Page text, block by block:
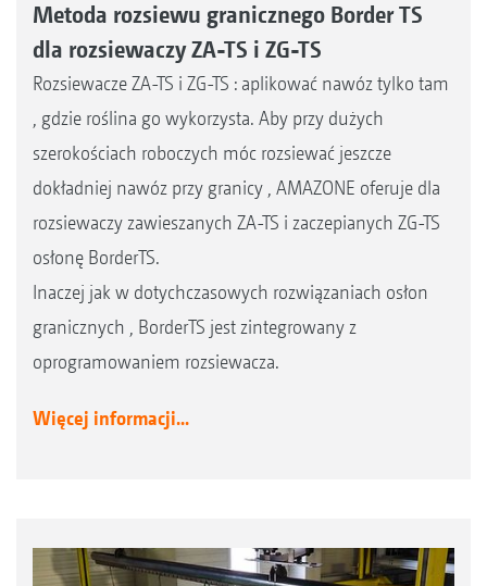
Metoda rozsiewu granicznego Border TS
dla rozsiewaczy ZA-TS i ZG-TS
Rozsiewacze ZA-TS i ZG-TS : aplikować nawóz tylko tam
, gdzie roślina go wykorzysta. Aby przy dużych
szerokościach roboczych móc rozsiewać jeszcze
dokładniej nawóz przy granicy , AMAZONE oferuje dla
rozsiewaczy zawieszanych ZA-TS i zaczepianych ZG-TS
osłonę BorderTS.
Inaczej jak w dotychczasowych rozwiązaniach osłon
granicznych , BorderTS jest zintegrowany z
oprogramowaniem rozsiewacza.
Więcej informacji...